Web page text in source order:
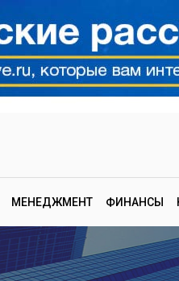
МЕНЕДЖМЕНТ ФИНАНСЫ